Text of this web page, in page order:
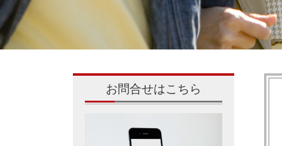
お問合せはこちら